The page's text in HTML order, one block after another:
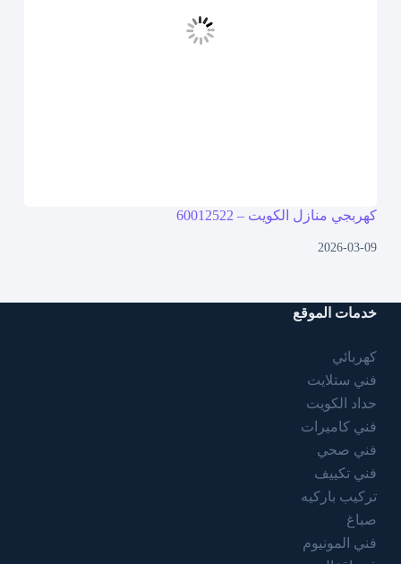
كهربجي منازل الكويت – 60012522
2026-03-09
خدمات الموقع
كهربائي
فني ستلايت
حداد الكويت
فني كاميرات
فني صحي
فني تكييف
تركيب باركيه
صباغ
فني المونيوم